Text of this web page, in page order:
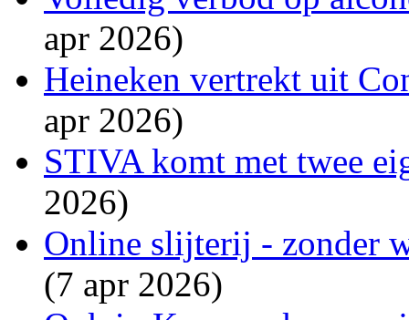
apr 2026)
Heineken vertrekt uit
apr 2026)
STIVA komt met twee
2026)
Online slijterij - zonder
(7 apr 2026)